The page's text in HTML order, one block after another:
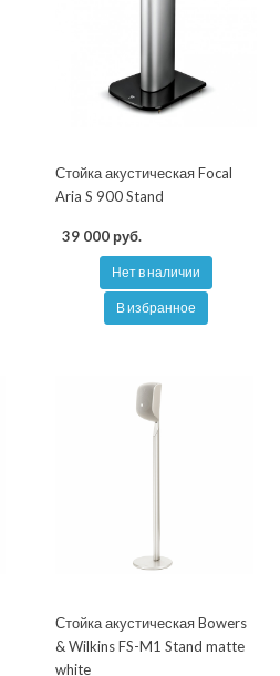
Стойка акустическая Focal
Aria S 900 Stand
39 000 руб.
Нет в наличии
В избранное
Стойка акустическая Bowers
& Wilkins FS-M1 Stand matte
white